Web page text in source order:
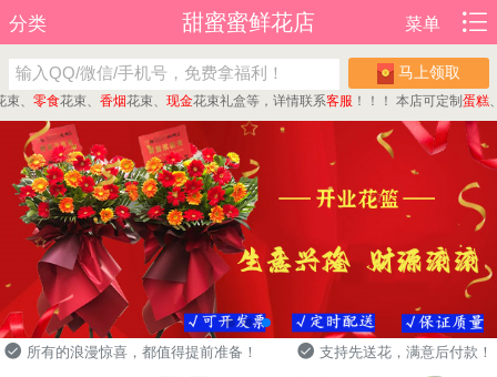
分类 甜蜜蜜鲜花店 菜单
马上领取
零食 花束、香烟 花束、现金 花束礼盒等，详情联系客服！！！ 本店可定制蛋糕 、水
所有的浪漫惊喜，都值得提前准备！ 支持先送花，满意后付款！